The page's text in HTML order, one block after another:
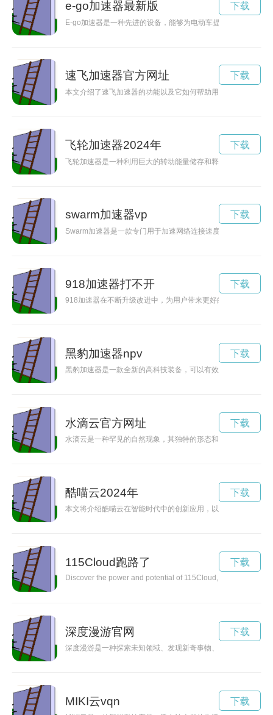
e-go加速器最新版
E-go加速器是一种先进的设备，能够为电动车提供更强劲的动
下载
速飞加速器官方网址
本文介绍了速飞加速器的功能以及它如何帮助用户提升网络速度
下载
飞轮加速器2024年
飞轮加速器是一种利用巨大的转动能量储存和释放的新型科技
下载
swarm加速器vp
Swarm加速器是一款专门用于加速网络连接速度和稳定性的工
下载
918加速器打不开
918加速器在不断升级改进中，为用户带来更好的体验和更多惊
下载
黑豹加速器npv
黑豹加速器是一款全新的高科技装备，可以有效释放动力，提
下载
水滴云官方网址
水滴云是一种罕见的自然现象，其独特的形态和美丽的颜色吸
下载
酷喵云2024年
本文将介绍酷喵云在智能时代中的创新应用，以及其面向用户
下载
115Cloud跑路了
Discover the power and potential of 115Cloud, a cutting-
下载
深度漫游官网
深度漫游是一种探索未知领域、发现新奇事物、体验独特文化
下载
MIKI云vqn 下载